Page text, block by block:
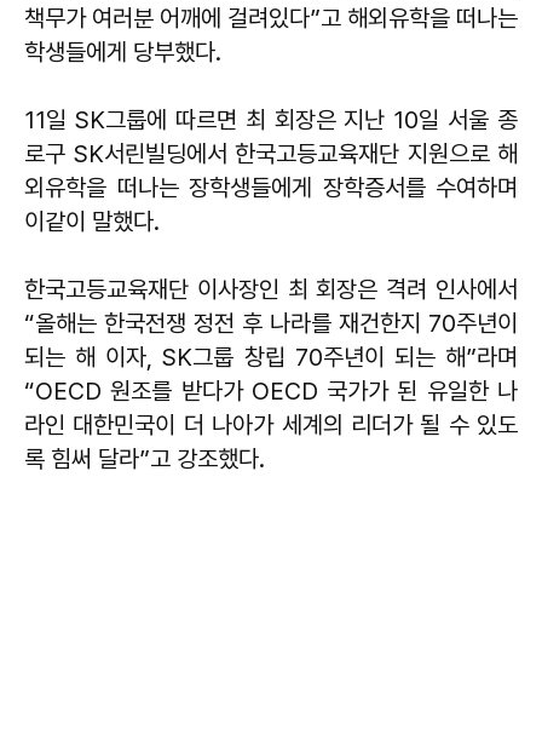
책무가 여러분 어깨에 걸려있다”고 해외유학을 떠나는
학생들에게 당부했다.
11일 SK그룹에 따르면 최 회장은 지난 10일 서울 종
로구 SK서린빌딩에서 한국고등교육재단 지원으로 해
외유학을 떠나는 장학생들에게 장학증서를 수여하며
이같이 말했다.
한국고등교육재단 이사장인 최 회장은 격려 인사에서
“올해는 한국전쟁 정전 후 나라를 재건한지 70주년이
되는 해 이자, SK그룹 창립 70주년이 되는 해”라며
“OECD 원조를 받다가 OECD 국가가 된 유일한 나
라인 대한민국이 더 나아가 세계의 리더가 될 수 있도
록 힘써 달라”고 강조했다.